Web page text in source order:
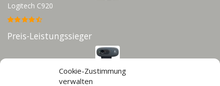
Cookie-Zustimmung
verwalten
Logitech C920
Preis-Leistungssieger